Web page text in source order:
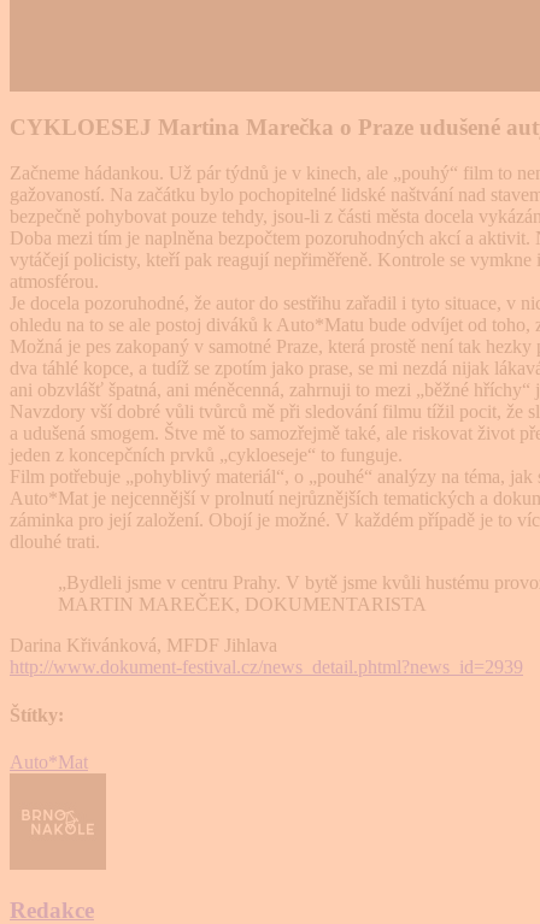
CYKLOESEJ Martina Marečka o Praze udušené
Začneme hádankou. Už pár týd­nů je v kinech, ale „pouhý“ film to
gažovaností. Na začátku bylo po­chopitelné lidské naštvání nad
bezpečně pohybovat pouze tehdy, jsou-li z části města docela
Doba mezi tím je naplněna bezpočtem pozoruhodných akcí a
vytáčejí policisty, kteří pak reagují nepřiměřeně. Kontrole se
atmosférou.
Je docela pozoruhodné, že autor do sestřihu zařadil i tyto situace, v
ohledu na to se ale postoj diváků k Auto*Matu bude odvíjet od toho,
Možná je pes zakopaný v samot­né Praze, která prostě není tak
dva táhlé kopce, a tudíž se zpotím jako prase, se mi nezdá nijak
ani obzvlášť špatná, ani mé­něcenná, zahrnuji to mezi „běžné
Navzdory vší dobré vůli tvůrců mě při sledování filmu tížil pocit, že
a udušená smogem. Štve mě to samozřejmě také, ale riskovat život
jeden z koncepčních prvků „cykloeseje“ to funguje.
Film potřebuje „pohyblivý ma­teriál“, o „pouhé“ analýzy na téma,
Auto*Mat je nejcen­nější v prolnutí nejrůznějších te­matických a
zámin­ka pro její založení. Obojí je mož­né. V každém případě je to
dlouhé trati.
„Bydleli jsme v centru Prahy. V bytě jsme kvůli hustému
MARTIN MAREČEK, DOKUMENTARISTA
Darina Křivánková, MFDF Jihlava
http://www.dokument-festival.cz/news_detail.phtml?news_id=2939
Štítky:
Auto*Mat
Redakce